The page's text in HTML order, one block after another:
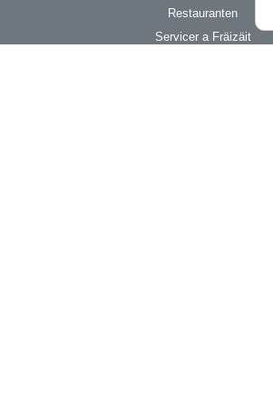
Restauranten
Servicer a Fräizäit